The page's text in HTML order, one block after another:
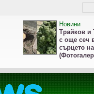
Новини
Трайков и
с още сеч
сърцето